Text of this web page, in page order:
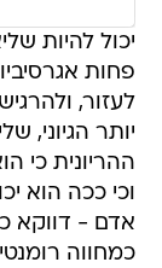
יכול להיות
פחות
לעזור,
יותר הגיוני,
ההריונית כי
וכי ככה הוא
אדם - דווקא
כמחווה